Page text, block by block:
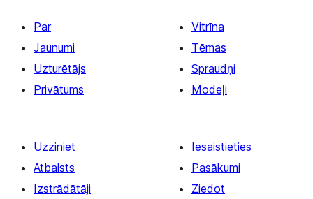
Par
Jaunumi
Uzturētājs
Privātums
Vitrīna
Tēmas
Spraudņi
Modeļi
Uzziniet
Atbalsts
Izstrādātāji
Iesaistieties
Pasākumi
Ziedot